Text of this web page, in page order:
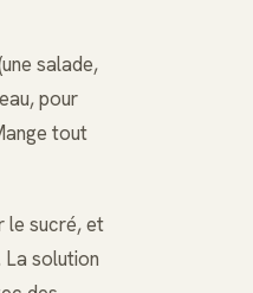
salade,
pour
tout
le sucré, et
La solution